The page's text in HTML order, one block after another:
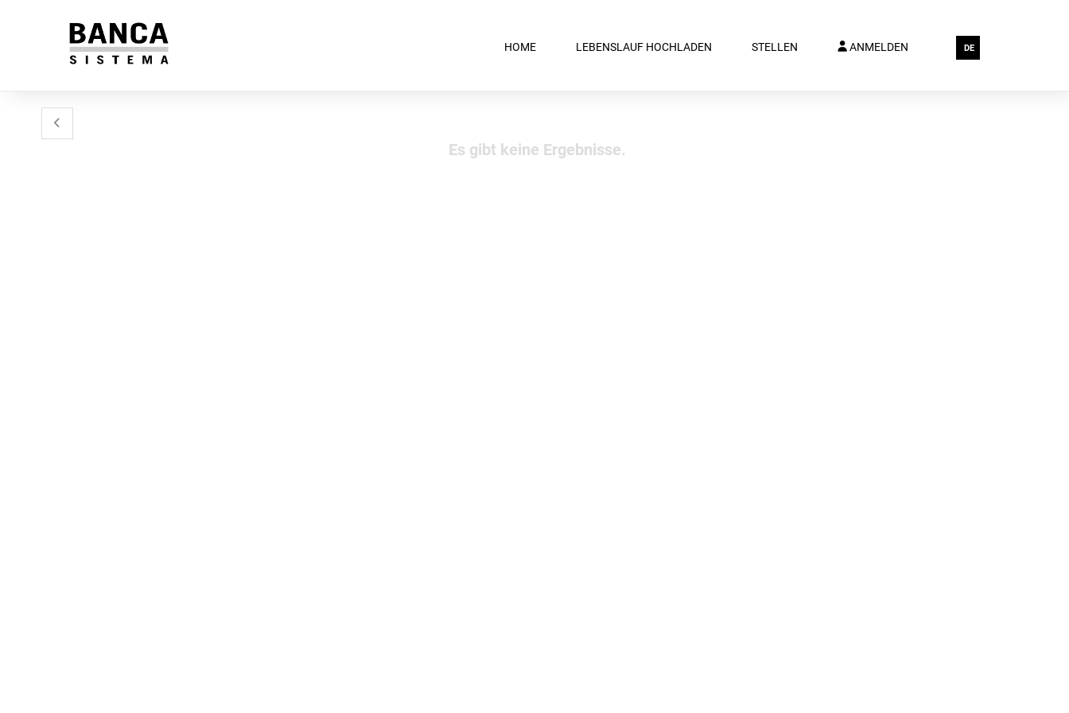
HOME LEBENSLAUF HOCHLADEN STELLEN ANMELDEN DE
Es gibt keine Ergebnisse.